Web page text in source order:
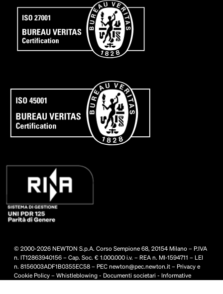
© 2000-2026 NEWTON S.p.A. Corso Sempione 68, 20154 Milano – P.IVA
n. IT12863940156 – Cap. Soc. € 1.000.000 i.v. – REA n. MI-1594711 – LEI
n. 8156003ADF1B0355EC58 – PEC newton@pec.newton.it – Privacy e
Cookie Policy – Whistleblowing - Documenti societari - Informative